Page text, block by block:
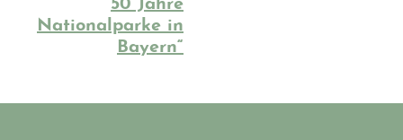
50 Jahre
Nationalparke in
Bayern“